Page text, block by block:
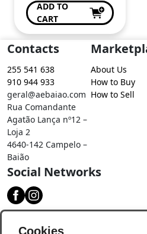
ADD TO
CART
Contacts
255 541 638
910 944 933
geral@aebaiao.com
Rua Comandante
Agatão Lança nº12 –
Loja 2
4640-142 Campelo –
Baião
About Us
How to Buy
How to Sell
Social Networks
Cookies